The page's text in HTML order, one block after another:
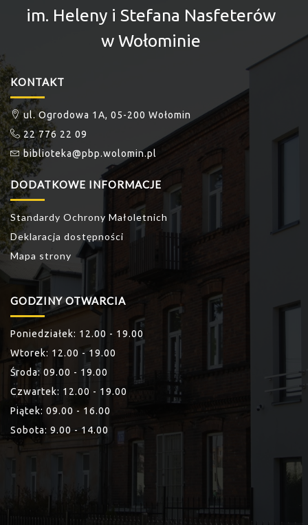
im. Heleny i Stefana Nasfeterów
w Wołominie
KONTAKT
ul. Ogrodowa 1A, 05-200 Wołomin
22 776 22 09
biblioteka@pbp.wolomin.pl
DODATKOWE INFORMACJE
Standardy Ochrony Małoletnich
Deklaracja dostępności
Mapa strony
GODZINY OTWARCIA
Poniedziałek: 12.00 - 19.00
Wtorek: 12.00 - 19.00
Środa: 09.00 - 19.00
Czwartek: 12.00 - 19.00
Piątek: 09.00 - 16.00
Sobota: 9.00 - 14.00